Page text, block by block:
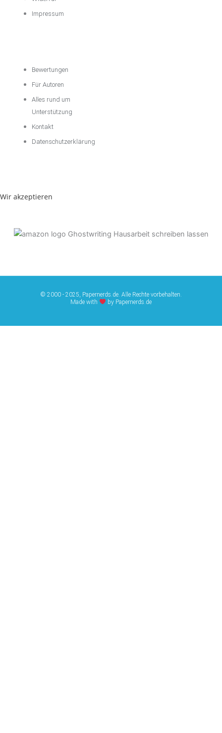
Impressum
Bewertungen
Für Autoren
Alles rund um
Unterstützung
Kontakt
Datenschutzerklärung
Wir akzeptieren
© 2000 - 2025, Papernerds.de. Alle Rechte vorbehalten.
Made with
by Papernerds.de